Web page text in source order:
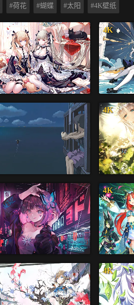
#荷花 #蝴蝶 #太阳 #4K壁纸
4K
4K
4K
4K